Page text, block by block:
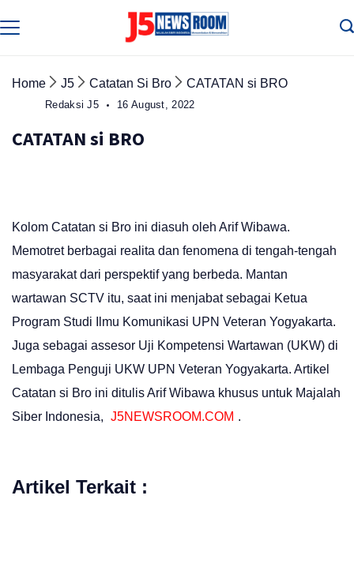
to
Home J5 Catatan Si Bro CATATAN si BRO
Redaksi J5 16 August, 2022
CATATAN si BRO
Kolom Catatan si Bro ini diasuh oleh Arif Wibawa.
Memotret berbagai realita dan fenomena di tengah-tengah
masyarakat dari perspektif yang berbeda. Mantan
wartawan SCTV itu, saat ini menjabat sebagai Ketua
Program Studi Ilmu Komunikasi UPN Veteran Yogyakarta.
Juga sebagai assesor Uji Kompetensi Wartawan (UKW) di
Lembaga Penguji UKW UPN Veteran Yogyakarta. Artikel
Catatan si Bro ini ditulis Arif Wibawa khusus untuk Majalah
Siber Indonesia, J5NEWSROOM.COM .
Artikel Terkait :